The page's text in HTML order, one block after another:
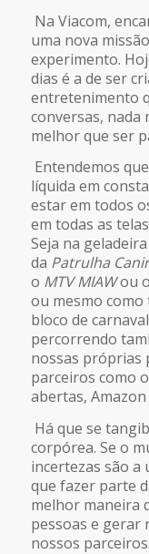
Na Viacom,
uma nova
experimento.
dias é a de ser
entretenimento
conversas, nada
melhor que ser
Entendemos
líquida em
estar em todos
em todas as
Seja na
da Patrulha
o MTV MIAWou o
ou mesmo
bloco de
percorrendo
nossas próprias
parceiros como
abertas,
Há que se
corpórea. Se o
incertezas são a
que fazer parte
melhor maneira
pessoas e gerar
nossos parceiros.